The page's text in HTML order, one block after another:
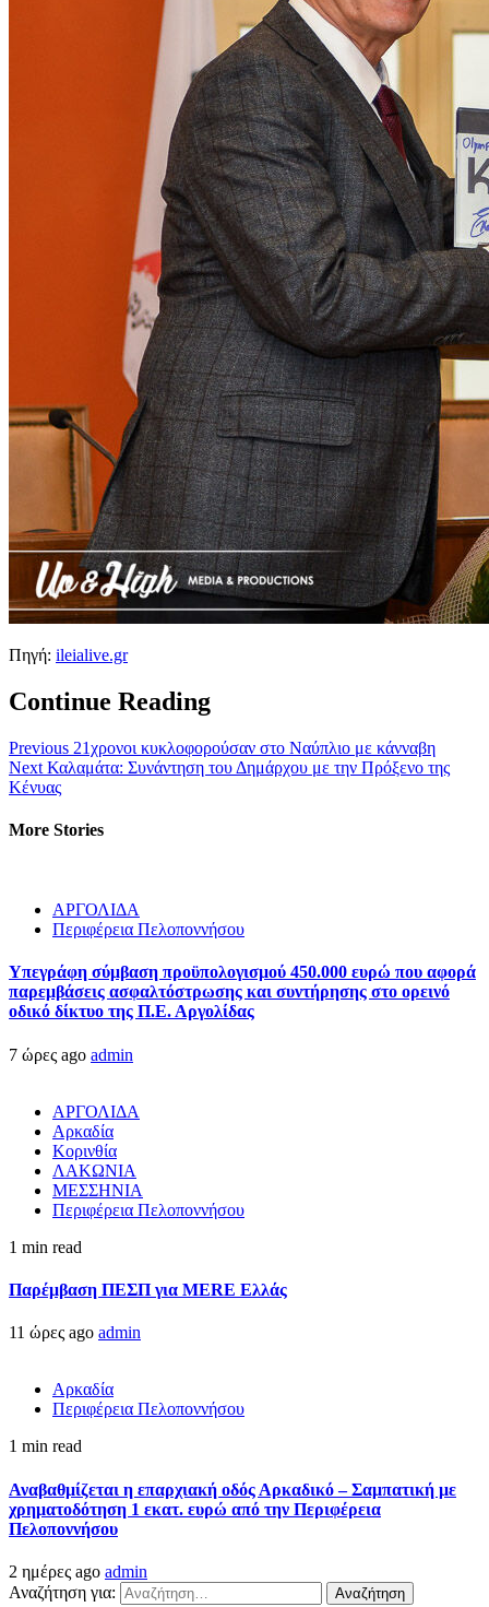
Πηγή: ileialive.gr
Continue Reading
Previous 21χρονοι κυκλοφορούσαν στο Ναύπλιο με κάνναβη
Next Καλαμάτα: Συνάντηση του Δημάρχου με την Πρόξενο της
Κένυας
More Stories
ΑΡΓΟΛΙΔΑ
Περιφέρεια Πελοποννήσου
Υπεγράφη σύμβαση προϋπολογισμού 450.000 ευρώ που αφορά
παρεμβάσεις ασφαλτόστρωσης και συντήρησης στο ορεινό
οδικό δίκτυο της Π.Ε. Αργολίδας
7 ώρες ago admin
ΑΡΓΟΛΙΔΑ
Αρκαδία
Κορινθία
ΛΑΚΩΝΙΑ
ΜΕΣΣΗΝΙΑ
Περιφέρεια Πελοποννήσου
1 min read
Παρέμβαση ΠΕΣΠ για MERE Ελλάς
11 ώρες ago admin
Αρκαδία
Περιφέρεια Πελοποννήσου
1 min read
Αναβαθμίζεται η επαρχιακή οδός Αρκαδικό – Σαμπατική με
χρηματοδότηση 1 εκατ. ευρώ από την Περιφέρεια
Πελοποννήσου
2 ημέρες ago admin
Αναζήτηση για: